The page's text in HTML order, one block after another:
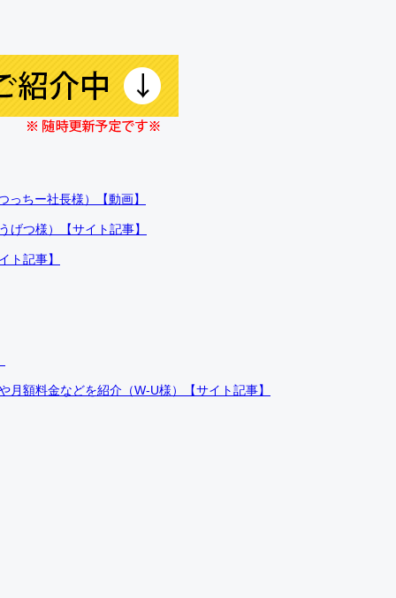
ちー社長様）【動画】
げつ様）【サイト記事】
ト記事】
額料金などを紹介（W-U様）【サイト記事】